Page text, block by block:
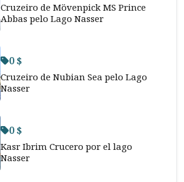
Cruzeiro de Mövenpick MS Prince
Abbas pelo Lago Nasser
0 $
Cruzeiro de Nubian Sea pelo Lago
Nasser
0 $
Kasr Ibrim Crucero por el lago
Nasser